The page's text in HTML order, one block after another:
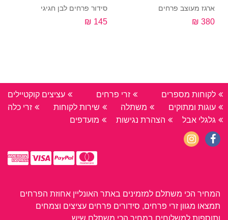
ארגז מעוצב פרחים
380 ₪
סידור פרחים לבן חגיגי
145 ₪
לקוחות מספרים זרי פרחים
עציצים קוקטיילים
עוגות ומתוקים
משתלה שירות לקוחות
זרי כלה
גלגלי אבל
הצהרת נגישות מועדפים
המחיר הכי משתלם למזמינים באתר האונליין אחוזת הפרחים
תמצאו מגוון זרי פרחים, סידורים פרחים עציצים וצמחים